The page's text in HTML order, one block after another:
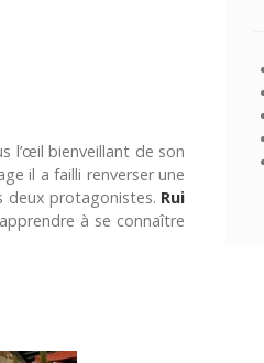
l’œil bienveillant de son
il a failli renverser une
deux protagonistes. Rui
à se connaître